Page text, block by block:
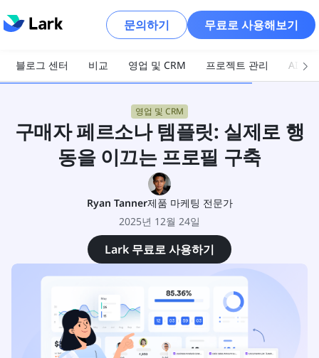
문의하기 무료로 사용해보기
블로그 센터 비교 영업 및 CRM 프로젝트 관리 AI 및
영업 및 CRM
구매자 페르소나 템플릿: 실제로 행
동을 이끄는 프로필 구축
Ryan Tanner제품 마케팅 전문가
2025년 12월 24일
Lark 무료로 사용하기